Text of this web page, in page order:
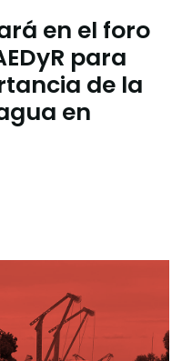
en el foro
para
de la
en